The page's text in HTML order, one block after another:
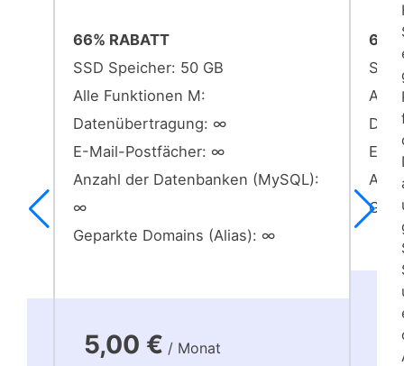
66% RABATT
SSD Speicher: 50 GB
Alle Funktionen M:
Datenübertragung: ∞
E-Mail-Postfächer: ∞
Anzahl der Datenbanken (MySQL):
∞
Geparkte Domains (Alias): ∞
5,00 € / Monat
66%
Alle
E-